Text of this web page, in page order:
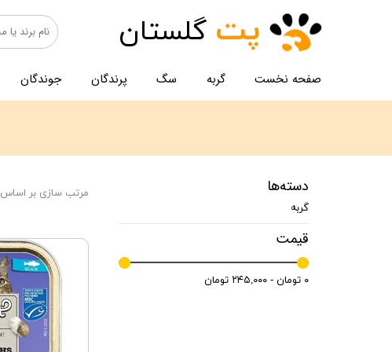
صفحه نخست گربه سگ پرندگان جوندگان
پت گلستان
دسته‌ها
گربه
قیمت
۰ تومان - ۲۴۵,۰۰۰ تومان
مرتب سازی بر اساس